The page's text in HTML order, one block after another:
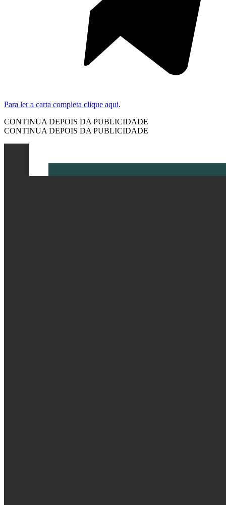
Para ler a carta completa clique aqui.
CONTINUA DEPOIS DA PUBLICIDADE
CONTINUA DEPOIS DA PUBLICIDADE